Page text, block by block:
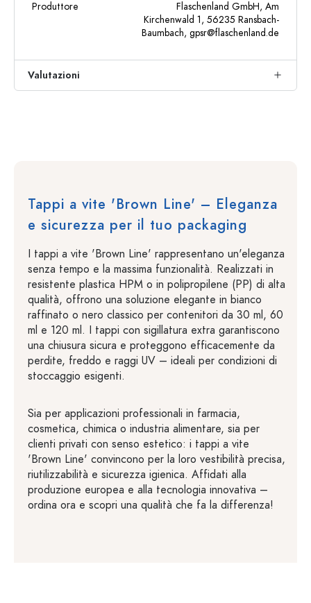
Produttore
Flaschenland GmbH, Am
Kirchenwald 1, 56235 Ransbach-
Baumbach, gpsr@flaschenland.de
Valutazioni
Tappi a vite 'Brown Line' – Eleganza
e sicurezza per il tuo packaging
I tappi a vite 'Brown Line' rappresentano un'eleganza
senza tempo e la massima funzionalità. Realizzati in
resistente plastica HPM o in polipropilene (PP) di alta
qualità, offrono una soluzione elegante in bianco
raffinato o nero classico per contenitori da 30 ml, 60
ml e 120 ml. I tappi con sigillatura extra garantiscono
una chiusura sicura e proteggono efficacemente da
perdite, freddo e raggi UV – ideali per condizioni di
stoccaggio esigenti.
Sia per applicazioni professionali in farmacia,
cosmetica, chimica o industria alimentare, sia per
clienti privati con senso estetico: i tappi a vite
'Brown Line' convincono per la loro vestibilità precisa,
riutilizzabilità e sicurezza igienica. Affidati alla
produzione europea e alla tecnologia innovativa –
ordina ora e scopri una qualità che fa la differenza!